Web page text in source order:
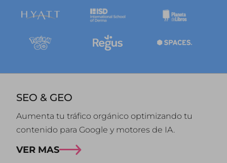
SEO & GEO
Aumenta tu tráfico orgánico optimizando tu
contenido para Google y motores de IA.
VER MAS